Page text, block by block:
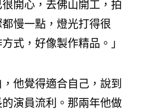
開心，去佛山開工，拍
慢一點，燈光打得很
式，好像製作精品。」
他覺得適合自己，說到
演員流利。那兩年他做